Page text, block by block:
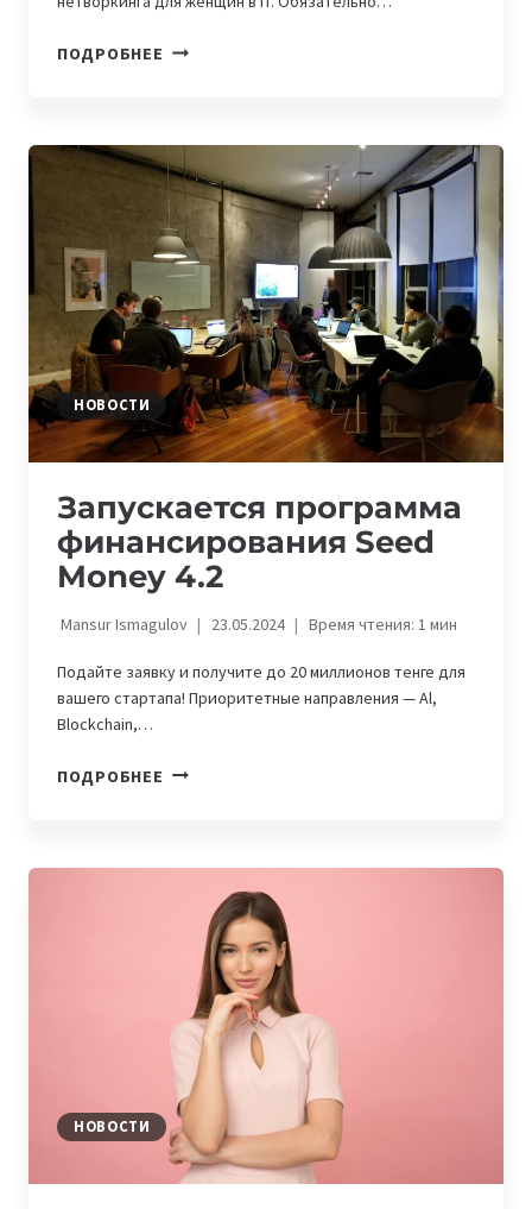
ПОДРОБНЕЕ AWS
И
IT-
AIEL
2.0:
АКТУАЛЬНЫЕ
ВОЗМОЖНОСТИ
ДЛЯ
ЖЕНЩИН
В
IT
НОВОСТИ
Запускается программа
финансирования Seed
Money 4.2
Mansur Ismagulov 23.05.2024 Время чтения: 1мин
Подайте заявку и получите до 20 миллионов тенге для
вашего стартапа! Приоритетные направления — Al,
Blockchain,…
ПОДРОБНЕЕ ЗАПУСКАЕТСЯ
НОВОСТИ